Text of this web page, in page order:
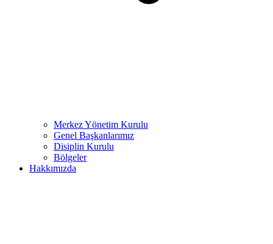
Merkez Yönetim Kurulu
Genel Başkanlarımız
Disiplin Kurulu
Bölgeler
Hakkımızda